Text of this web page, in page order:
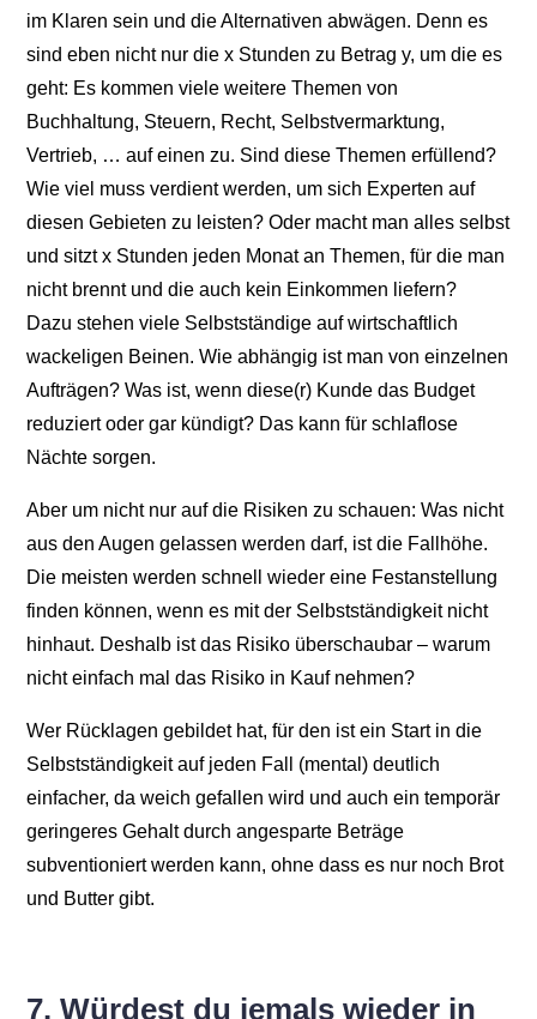
im Klaren sein und die Alternativen abwägen. Denn es
sind eben nicht nur die x Stunden zu Betrag y, um die es
geht: Es kommen viele weitere Themen von
Buchhaltung, Steuern, Recht, Selbstvermarktung,
Vertrieb, … auf einen zu. Sind diese Themen erfüllend?
Wie viel muss verdient werden, um sich Experten auf
diesen Gebieten zu leisten? Oder macht man alles selbst
und sitzt x Stunden jeden Monat an Themen, für die man
nicht brennt und die auch kein Einkommen liefern?
Dazu stehen viele Selbstständige auf wirtschaftlich
wackeligen Beinen. Wie abhängig ist man von einzelnen
Aufträgen? Was ist, wenn diese(r) Kunde das Budget
reduziert oder gar kündigt? Das kann für schlaflose
Nächte sorgen.
Aber um nicht nur auf die Risiken zu schauen: Was nicht
aus den Augen gelassen werden darf, ist die Fallhöhe.
Die meisten werden schnell wieder eine Festanstellung
finden können, wenn es mit der Selbstständigkeit nicht
hinhaut. Deshalb ist das Risiko überschaubar – warum
nicht einfach mal das Risiko in Kauf nehmen?
Wer Rücklagen gebildet hat, für den ist ein Start in die
Selbstständigkeit auf jeden Fall (mental) deutlich
einfacher, da weich gefallen wird und auch ein temporär
geringeres Gehalt durch angesparte Beträge
subventioniert werden kann, ohne dass es nur noch Brot
und Butter gibt.
7. Würdest du jemals wieder in